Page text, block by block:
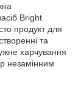
Bright
продукт для
та
харчування
незамінним